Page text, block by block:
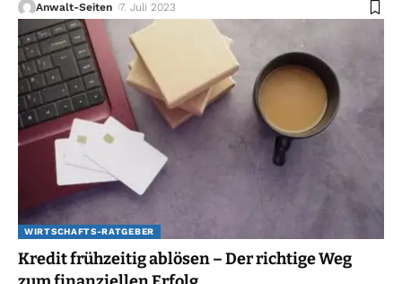
Anwalt-Seiten 7. Juli 2023
WIRTSCHAFTS-RATGEBER
Kredit frühzeitig ablösen – Der richtige Weg